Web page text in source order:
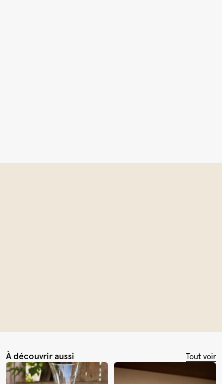
À découvrir aussi Tout voir